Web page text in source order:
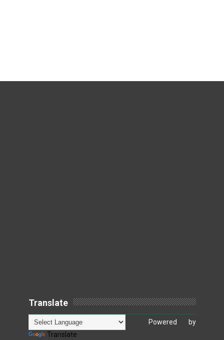
Translate
Powered by
Translate